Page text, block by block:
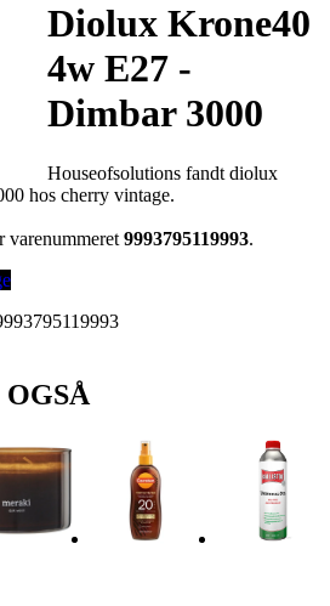
Diolux Krone40
4w E27 -
Dimbar 3000
Houseofsolutions fandt diolux
hos cherry vintage.
varenummeret 9993795119993.